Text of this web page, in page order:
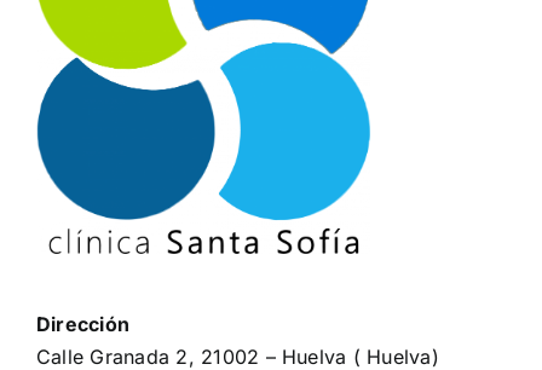
Dirección
Calle Granada 2, 21002 – Huelva ( Huelva)